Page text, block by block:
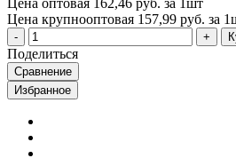
Цена крупнооптовая 157,99 руб. за
Поделиться
Сравнение
Избранное